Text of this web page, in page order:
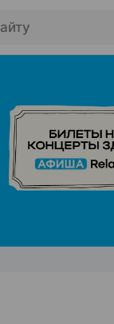
ЭФФЕКТИВНАЯ